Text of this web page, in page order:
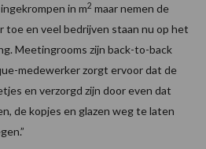
in m2 maar nemen de
toe en veel bedrijven staan nu op het
Meetingrooms zijn back-to-back
medewerker zorgt ervoor dat de
en verzorgd zijn door even dat
de kopjes en glazen weg te laten